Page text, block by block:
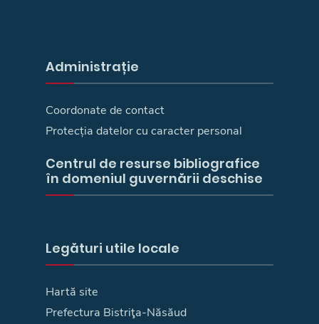
Administrație
Coordonate de contact
Protecția datelor cu caracter personal
Centrul de resurse bibliografice
în domeniul guvernării deschise
Legături utile locale
Hartă site
Prefectura Bistriţa-Năsăud